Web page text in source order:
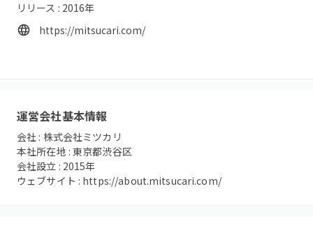
リリース : 2016年
https://mitsucari.com/
運営会社基本情報
会社 : 株式会社ミツカリ
本社所在地 :東京都渋谷区
会社設立 : 2015年
ウェブサイト : https://about.mitsucari.com/